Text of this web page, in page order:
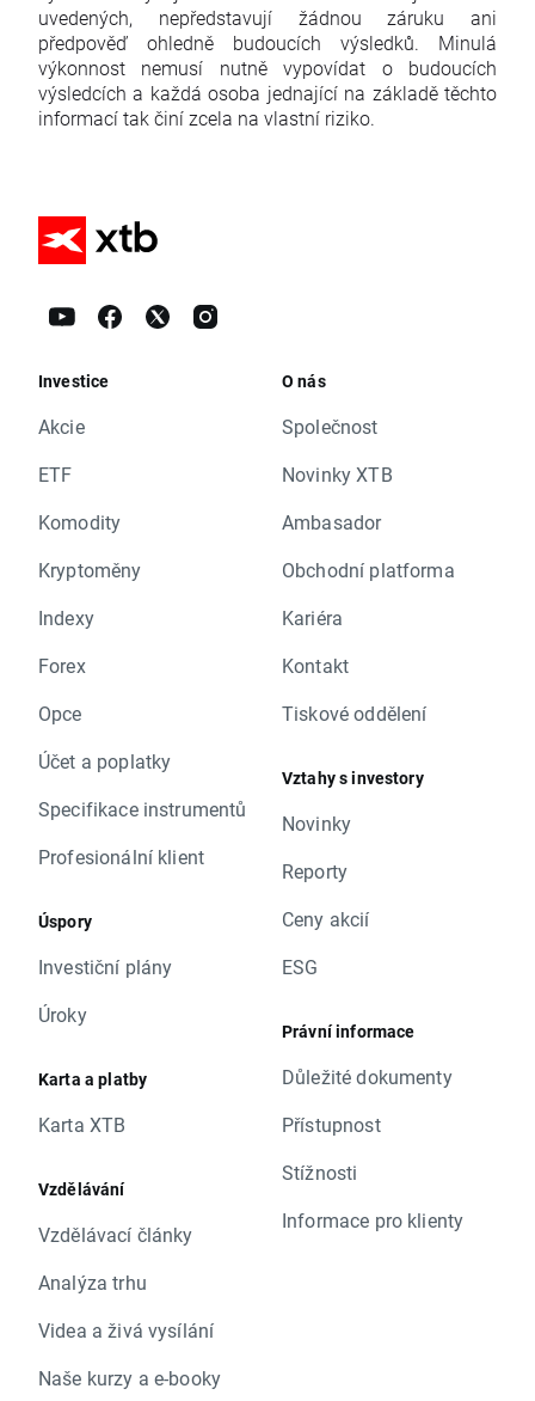
uvedených, nepředstavují žádnou záruku ani
předpověď ohledně budoucích výsledků. Minulá
výkonnost nemusí nutně vypovídat o budoucích
výsledcích a každá osoba jednající na základě těchto
informací tak činí zcela na vlastní riziko.
Investice
Akcie
ETF
Komodity
Kryptoměny
Indexy
Forex
Opce
Účet a poplatky
Specifikace instrumentů
Profesionální klient
Úspory
Investiční plány
Úroky
Karta a platby
Karta XTB
Vzdělávání
Vzdělávací články
Analýza trhu
Videa a živá vysílání
Naše kurzy a e-booky
O nás
Společnost
Novinky XTB
Ambasador
Obchodní platforma
Kariéra
Kontakt
Tiskové oddělení
Vztahy s investory
Novinky
Reporty
Ceny akcií
ESG
Právní informace
Důležité dokumenty
Přístupnost
Stížnosti
Informace pro klienty